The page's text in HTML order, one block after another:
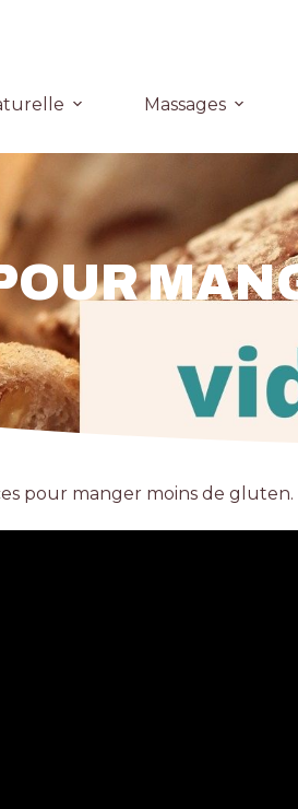
Massages
pour manger moins de gluten.